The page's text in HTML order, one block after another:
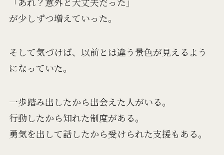
が少しずつ増えていった。
そして気づけば、以前とは違う景色が見えるよう
になっていた。
一歩踏み出したから出会えた人がいる。
行動したから知れた制度がある。
勇気を出して話したから受けられた支援もある。